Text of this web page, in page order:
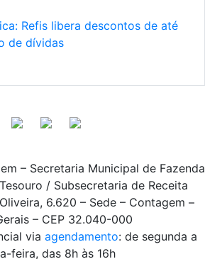
Refis libera descontos de até
de dívidas
– Secretaria Municipal de Fazenda
/ Subsecretaria de Receita
6.620 – Sede – Contagem –
– CEP 32.040-000
via agendamento: de segunda a
feira, das 8h às 16h